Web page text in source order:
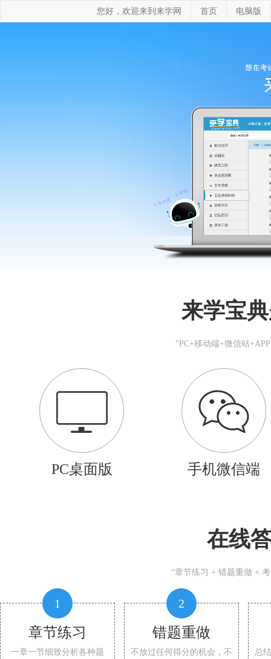
您好，欢迎来到来学网 首页 电脑版
来学宝
"PC+移动端+微信站
PC桌面版 手机微信端
在线
“章节练习 + 错题重做 +
1
章节练习
一章一节细致分析各种题
2
错题重做
不放过任何得分的机会，不
总